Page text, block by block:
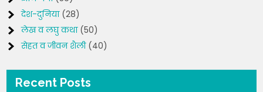
देश-दुनिया(28)
लेख व लघु कथा(50)
सेहत व जीवन शैली(40)
Recent Posts